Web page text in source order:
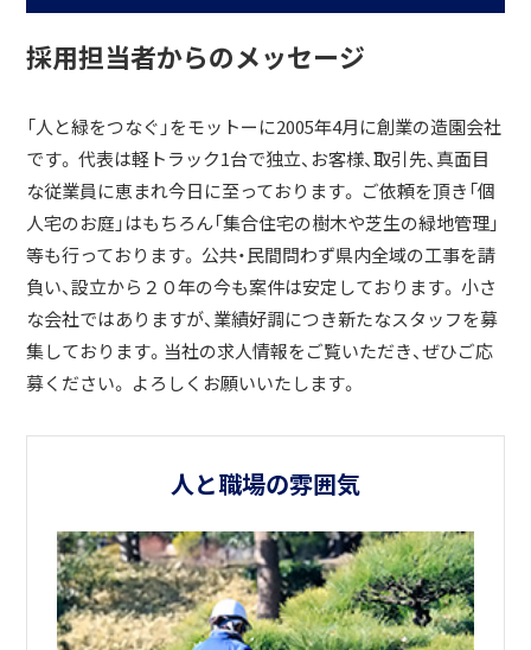
採用担当者からのメッセージ
「人と緑をつなぐ」をモットーに2005年4月に創業の造園会社
です。 代表は軽トラック1台で独立、お客様、取引先、真面目
な従業員に恵まれ今日に至っております。 ご依頼を頂き「個
人宅のお庭」はもちろん「集合住宅の樹木や芝生の緑地管理」
等も行っております。 公共・民間問わず県内全域の工事を請
負い、設立から２０年の今も案件は安定しております。 小さ
な会社ではありますが、業績好調につき新たなスタッフを募
集しております。当社の求人情報をご覧いただき、ぜひご応
募ください。 よろしくお願いいたします。
人と職場の雰囲気